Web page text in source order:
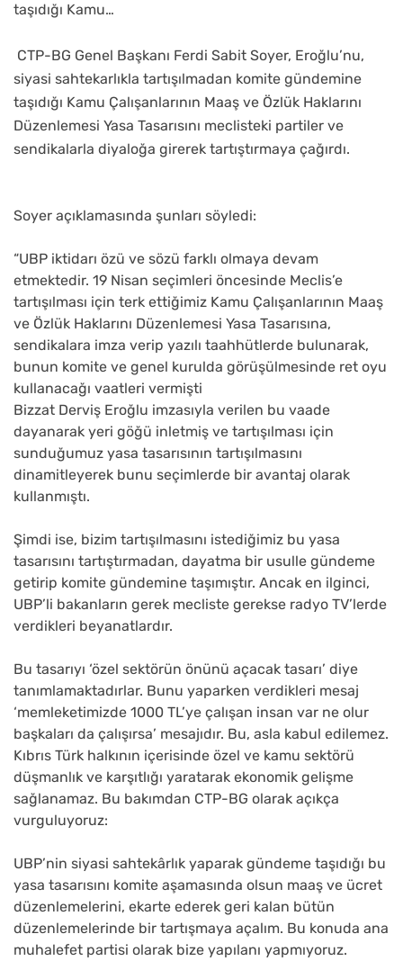
taşıdığı Kamu…
CTP-BG Genel Başkanı Ferdi Sabit Soyer, Eroğlu’nu,
siyasi sahtekarlıkla tartışılmadan komite gündemine
taşıdığı Kamu Çalışanlarının Maaş ve Özlük Haklarını
Düzenlemesi Yasa Tasarısını meclisteki partiler ve
sendikalarla diyaloğa girerek tartıştırmaya çağırdı.
Soyer açıklamasında şunları söyledi:
“UBP iktidarı özü ve sözü farklı olmaya devam
etmektedir. 19 Nisan seçimleri öncesinde Meclis’e
tartışılması için terk ettiğimiz Kamu Çalışanlarının Maaş
ve Özlük Haklarını Düzenlemesi Yasa Tasarısına,
sendikalara imza verip yazılı taahhütlerde bulunarak,
bunun komite ve genel kurulda görüşülmesinde ret oyu
kullanacağı vaatleri vermişti
Bizzat Derviş Eroğlu imzasıyla verilen bu vaade
dayanarak yeri göğü inletmiş ve tartışılması için
sunduğumuz yasa tasarısının tartışılmasını
dinamitleyerek bunu seçimlerde bir avantaj olarak
kullanmıştı.
Şimdi ise, bizim tartışılmasını istediğimiz bu yasa
tasarısını tartıştırmadan, dayatma bir usulle gündeme
getirip komite gündemine taşımıştır. Ancak en ilginci,
UBP’li bakanların gerek mecliste gerekse radyo TV’lerde
verdikleri beyanatlardır.
Bu tasarıyı ‘özel sektörün önünü açacak tasarı’ diye
tanımlamaktadırlar. Bunu yaparken verdikleri mesaj
‘memleketimizde 1000 TL’ye çalışan insan var ne olur
başkaları da çalışırsa’ mesajıdır. Bu, asla kabul edilemez.
Kıbrıs Türk halkının içerisinde özel ve kamu sektörü
düşmanlık ve karşıtlığı yaratarak ekonomik gelişme
sağlanamaz. Bu bakımdan CTP-BG olarak açıkça
vurguluyoruz:
UBP’nin siyasi sahtekârlık yaparak gündeme taşıdığı bu
yasa tasarısını komite aşamasında olsun maaş ve ücret
düzenlemelerini, ekarte ederek geri kalan bütün
düzenlemelerinde bir tartışmaya açalım. Bu konuda ana
muhalefet partisi olarak bize yapılanı yapmıyoruz.